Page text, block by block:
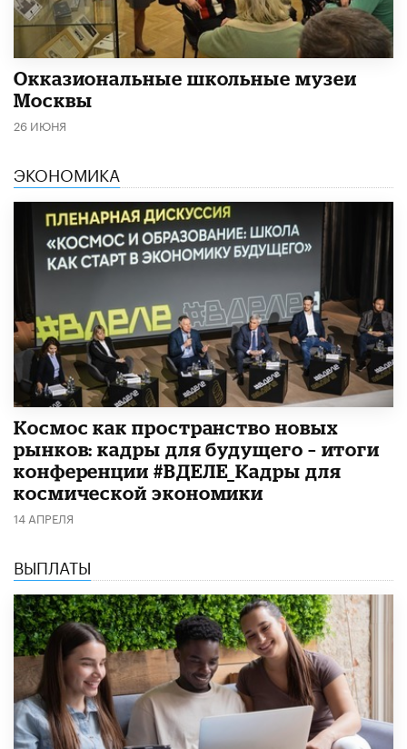
​Окказиональные школьные музеи
Москвы
26 ИЮНЯ
ЭКОНОМИКА
Космос как пространство новых
рынков: кадры для будущего – итоги
конференции #ВДЕЛЕ_Кадры для
космической экономики
14 АПРЕЛЯ
ВЫПЛАТЫ